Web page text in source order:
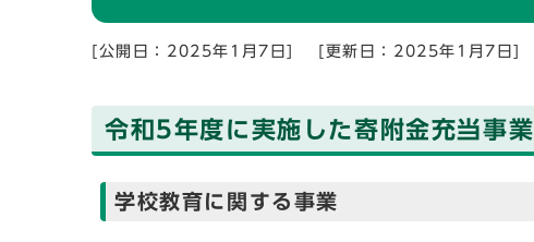
[公開日：2025年1月7日] [更新日：2025年1月7日]
令和5年度に実施した寄附金充当事業
学校教育に関する事業